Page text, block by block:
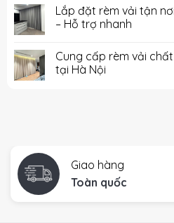
Lắp đặt rèm vải tận
– Hỗ trợ nhanh
Cung cấp rèm vải
tại Hà Nội
Giao hàng
Toàn quốc